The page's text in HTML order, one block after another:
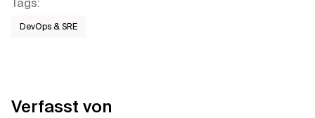
Tags:
DevOps & SRE
Verfasst von